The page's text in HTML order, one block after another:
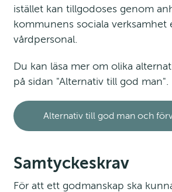
istället kan tillgodoses genom
kommunens sociala verksamhet
vårdpersonal.
Du kan läsa mer om olika
på sidan "Alternativ till god man".
Alternativ till god man och
Samtyckeskrav
För att ett godmanskap ska